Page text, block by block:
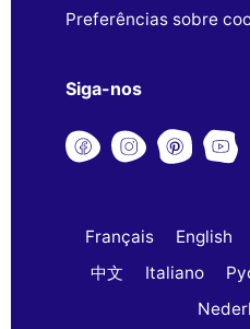
Preferências sobre
Siga-nos
Français English
中文
Italiano